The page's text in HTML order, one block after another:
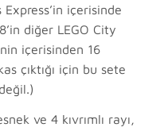
içerisinde
diğer LEGO City
içerisinden 16
çıktığı için bu sete
ve 4 kıvrımlı rayı,